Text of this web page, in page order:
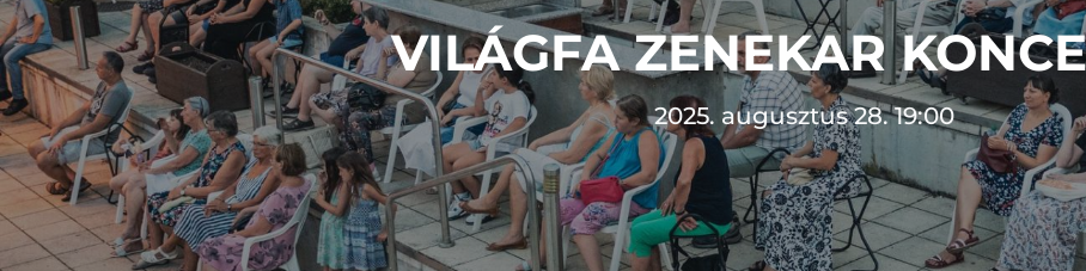
VILÁGFA ZENEKAR
2025. augusztus 28. 19:00